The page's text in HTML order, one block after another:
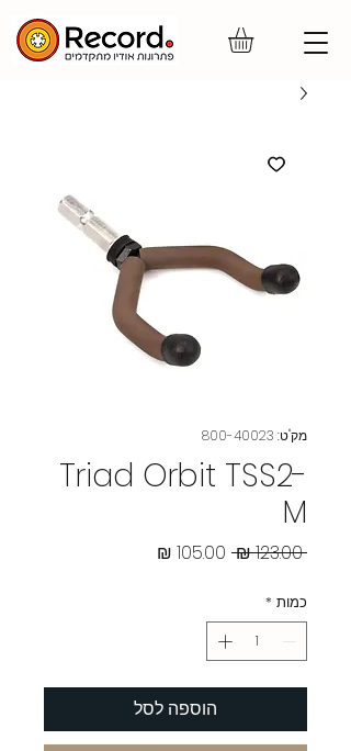
מק"ט: 800-40023
Triad Orbit TSS2-
M
‏123.00 ‏₪
מחיר
כמות *
הוספה לסל